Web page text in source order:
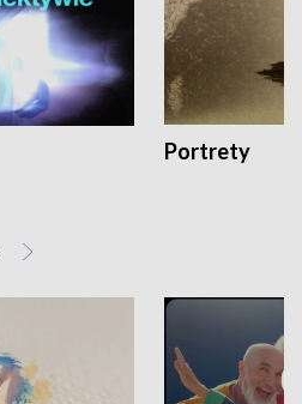
Portrety